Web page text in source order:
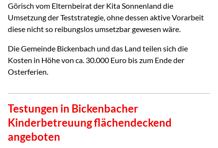
Görisch vom Elternbeirat der Kita Sonnenland die
Umsetzung der Teststrategie, ohne dessen aktive Vorarbeit
diese nicht so reibungslos umsetzbar gewesen wäre.
Die Gemeinde Bickenbach und das Land teilen sich die
Kosten in Höhe von ca. 30.000 Euro bis zum Ende der
Osterferien.
Testungen in Bickenbacher
Kinderbetreuung flächendeckend
angeboten